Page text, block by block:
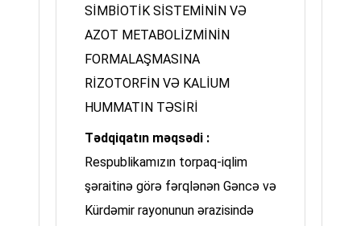
SİMBİOTİK SİSTEMİNİN VƏ
AZOT METABOLİZMİNİN
FORMALAŞMASINA
RİZOTORFİN VƏ KALİUM
HUMMATIN TƏSİRİ
Tədqiqatın məqsədi :
Respublikamızın torpaq-iqlim
şəraitinə görə fərqlənən Gəncə və
Kürdəmir rayonunun ərazisində